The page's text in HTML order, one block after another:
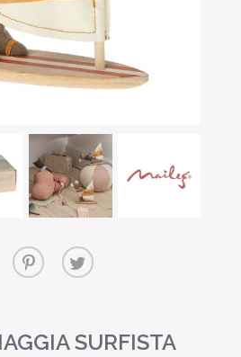
SURFISTA